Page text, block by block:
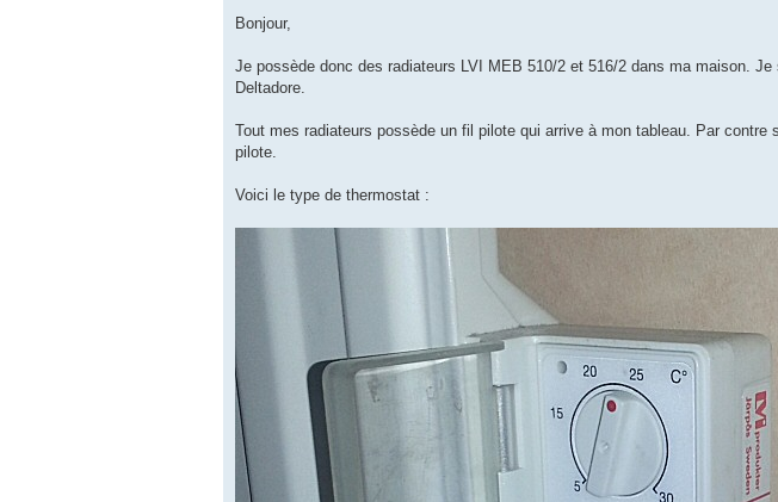
Bonjour,
Je possède donc des radiateurs LVI MEB 510/2 et 516/2 dans ma maison.
Deltadore.
Tout mes radiateurs possède un fil pilote qui arrive à mon tableau. Par
pilote.
Voici le type de thermostat :